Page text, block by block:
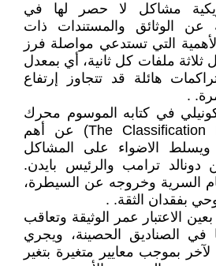
مشاكل لا حصر لها في
عن الوثائق والمستندات ذات
التي تستدعي مواصلة فرز
ثلاثة ملفات كل ثانية، أي بمعدل
بتراكمات هائلة قد تتجاوز إرتفاع
في كتابه الموسوم محرك
رفع السرية (The Classification Engine) عن أهم
ويسلط الاضواء على المشاكل
دونالد ترامب والرئيس بايدن.
السرية وخروجه عن السيطرة،
بفقدان الثقة. .
الاعتبار عمر الوثيقة وتعاقب
في الصناديق الحصينة، ويجري
بموجب معايير متغيرة بتغير